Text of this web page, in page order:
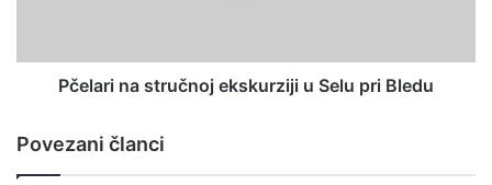
Pčelari na stručnoj ekskurziji u Selu pri Bledu
Povezani članci